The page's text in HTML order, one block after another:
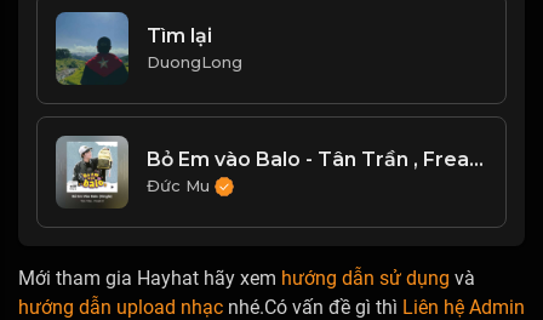
Tìm lại
DuongLong
Bỏ Em vào Balo - Tân Trần , Freak D
Đức Mu
Mới tham gia Hayhat hãy xem hướng dẫn sử dụng và
hướng dẫn upload nhạc nhé.Có vấn đề gì thì Liên hệ Admin